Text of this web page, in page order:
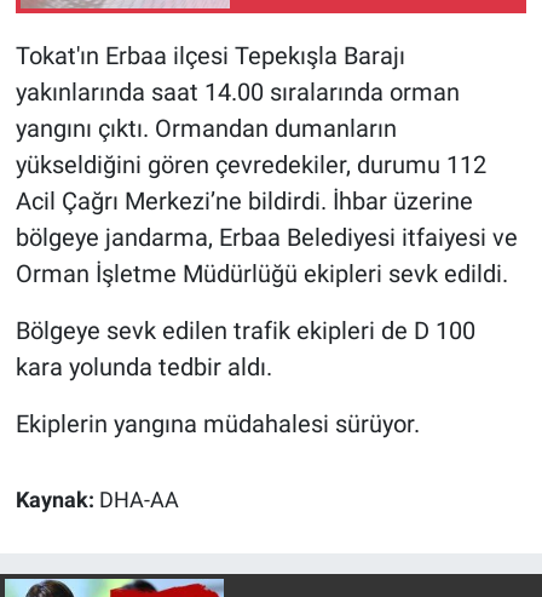
Tokat'ın Erbaa ilçesi Tepekışla Barajı
yakınlarında saat 14.00 sıralarında orman
yangını çıktı. Ormandan dumanların
yükseldiğini gören çevredekiler, durumu 112
Acil Çağrı Merkezi’ne bildirdi. İhbar üzerine
bölgeye jandarma, Erbaa Belediyesi itfaiyesi ve
Orman İşletme Müdürlüğü ekipleri sevk edildi.
Bölgeye sevk edilen trafik ekipleri de D 100
kara yolunda tedbir aldı.
Ekiplerin yangına müdahalesi sürüyor.
Kaynak: DHA-AA
Gündem Özel
Günün görüntüsü
Haber
İlan
Koronavirüs
Kültür Sanat
Ne demişti